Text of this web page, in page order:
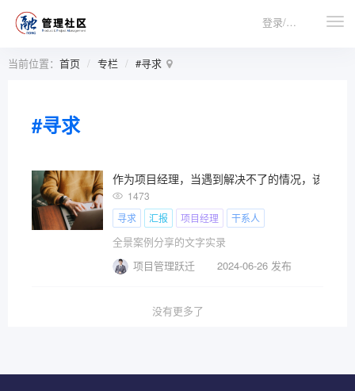
登录/注册
当前位置： 首页 专栏 #寻求
#寻求
作为项目经理，当遇到解决不了的情况，该如何
1473
寻求
汇报 项目经理 干系人
全景案例分享的文字实录
项目管理跃迁
2024-06-26 发布
没有更多了